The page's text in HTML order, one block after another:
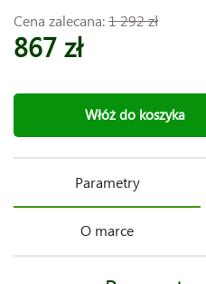
Cena zalecana:1 292 zł
867 zł
Włóż do koszyka
Parametry
O marce